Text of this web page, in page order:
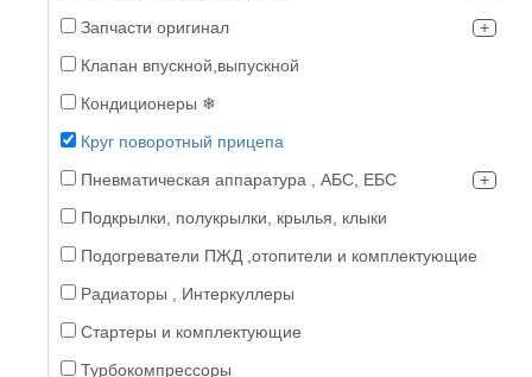
Запчасти оригинал
Клапан впускной,выпускной
Кондиционеры ❄
Круг поворотный прицепа
Пневматическая аппаратура , АБС, ЕБС
Подкрылки, полукрылки, крылья, клыки
Подогреватели ПЖД ,отопители и комплектующие
Радиаторы , Интеркуллеры
Стартеры и комплектующие
Турбокомпрессоры